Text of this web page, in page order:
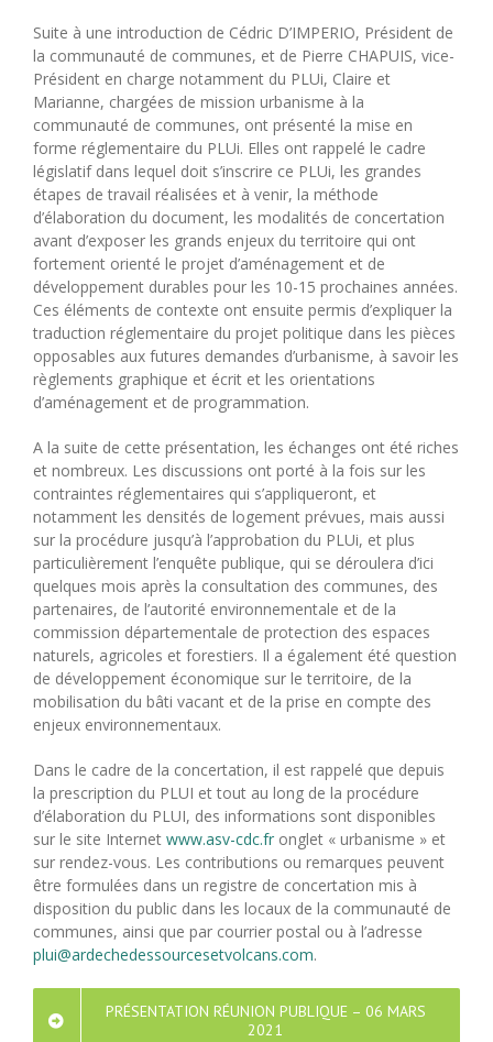
Suite à une introduction de Cédric D’IMPERIO, Président de
la communauté de communes, et de Pierre CHAPUIS, vice-
Président en charge notamment du PLUi, Claire et
Marianne, chargées de mission urbanisme à la
communauté de communes, ont présenté la mise en
forme réglementaire du PLUi. Elles ont rappelé le cadre
législatif dans lequel doit s’inscrire ce PLUi, les grandes
étapes de travail réalisées et à venir, la méthode
d’élaboration du document, les modalités de concertation
avant d’exposer les grands enjeux du territoire qui ont
fortement orienté le projet d’aménagement et de
développement durables pour les 10-15 prochaines années.
Ces éléments de contexte ont ensuite permis d’expliquer la
traduction réglementaire du projet politique dans les pièces
opposables aux futures demandes d’urbanisme, à savoir les
règlements graphique et écrit et les orientations
d’aménagement et de programmation.
A la suite de cette présentation, les échanges ont été riches
et nombreux. Les discussions ont porté à la fois sur les
contraintes réglementaires qui s’appliqueront, et
notamment les densités de logement prévues, mais aussi
sur la procédure jusqu’à l’approbation du PLUi, et plus
particulièrement l’enquête publique, qui se déroulera d’ici
quelques mois après la consultation des communes, des
partenaires, de l’autorité environnementale et de la
commission départementale de protection des espaces
naturels, agricoles et forestiers. Il a également été question
de développement économique sur le territoire, de la
mobilisation du bâti vacant et de la prise en compte des
enjeux environnementaux.
Dans le cadre de la concertation, il est rappelé que depuis
la prescription du PLUI et tout au long de la procédure
d’élaboration du PLUI, des informations sont disponibles
sur le site Internet www.asv-cdc.fronglet « urbanisme » et
sur rendez-vous. Les contributions ou remarques peuvent
être formulées dans un registre de concertation mis à
disposition du public dans les locaux de la communauté de
communes, ainsi que par courrier postal ou à l’adresse
plui@ardechedessourcesetvolcans.com.
PRÉSENTATION RÉUNION PUBLIQUE – 06 MARS
2021